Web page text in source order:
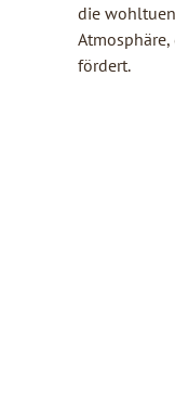
die
fördert.